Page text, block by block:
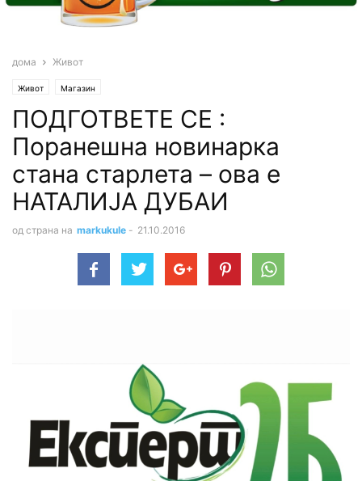
дома Живот
Живот Магазин
ПОДГОТВЕТЕ СЕ :
Поранешна новинарка
стана старлета – ова е
НАТАЛИЈА ДУБАИ
од страна на markukule - 21.10.2016